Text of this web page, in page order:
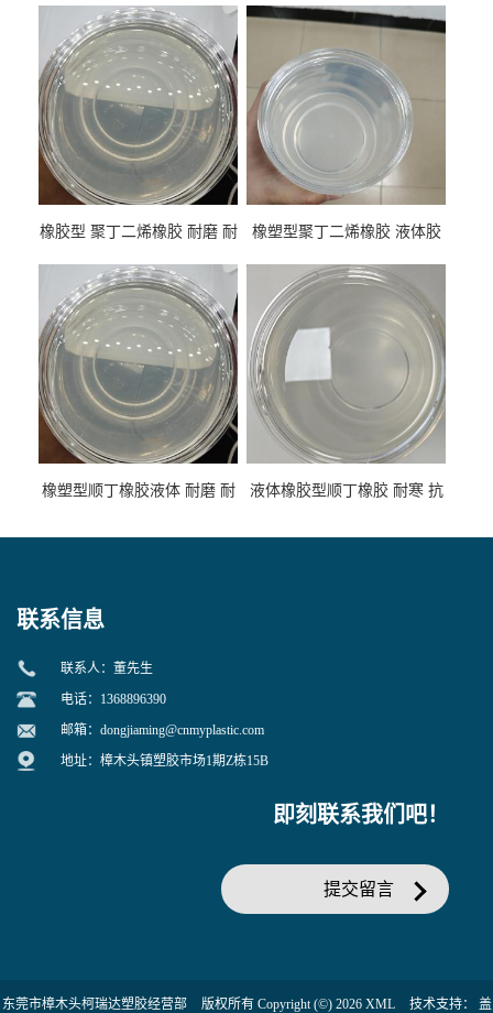
橡胶型 聚丁二烯橡胶 耐磨 耐
性
橡塑型聚丁二烯橡胶 液体胶
专用
橡塑型顺丁橡胶液体 耐磨 耐
液体橡胶型顺丁橡胶 耐寒 抗
联系信息
联系人：董先生
电话：1368896390
邮箱： dongjiaming@cnmyplastic.com
地址：樟木头镇塑胶市场1期Z栋15B
即刻联系我们吧！
提交留言
东莞市樟木头柯瑞达塑胶经营部 版权所有 Copyright (©) 2026 XML 技术支持： 盖